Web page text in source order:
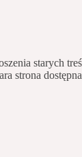
starych
strona